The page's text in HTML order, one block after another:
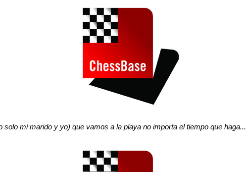
solo mi marido y yo) que vamos a la playa no importa el tiempo que haga...